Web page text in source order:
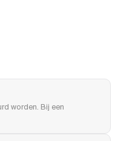
worden. Bij een